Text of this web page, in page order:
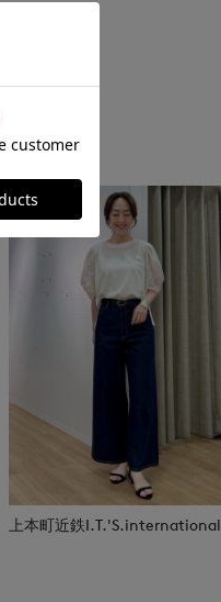
上本町近鉄I.T.'S.international